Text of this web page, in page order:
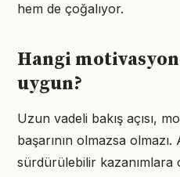
hem de çoğalıyor.
Hangi motivasyon
uygun?
Uzun vadeli bakış açısı,
başarının olmazsa
sürdürülebilir kazanımlara